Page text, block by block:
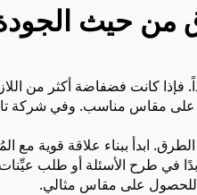
حيث الجودة
كانت فضفاضة أكثر من
على مقاس مناسب. وفي شركة
ابدأ ببناء علاقة قوية مع
في طرح الأسئلة أو طلب
للحصول على مقاس مثالي.